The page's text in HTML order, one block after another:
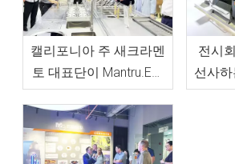
캘리포니아 주 새크라멘
토 대표단이 Mantru.E를
방문했습니다.
전시
선사하